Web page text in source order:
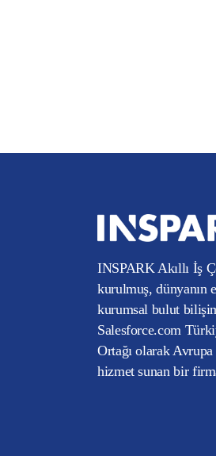
INSPARK Akıllı İş
kurulmuş,
kurumsal bulut
Salesforce.com
Ortağı olarak
hizmet sunan bir